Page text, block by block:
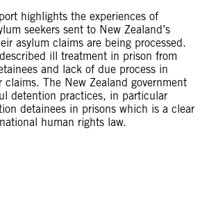
highlights the experiences of
seekers sent to New Zealand’s
asylum claims are being processed.
ill treatment in prison from
and lack of due process in
claims. The New Zealand government
detention practices, in particular
detainees in prisons which is a clear
human rights law.